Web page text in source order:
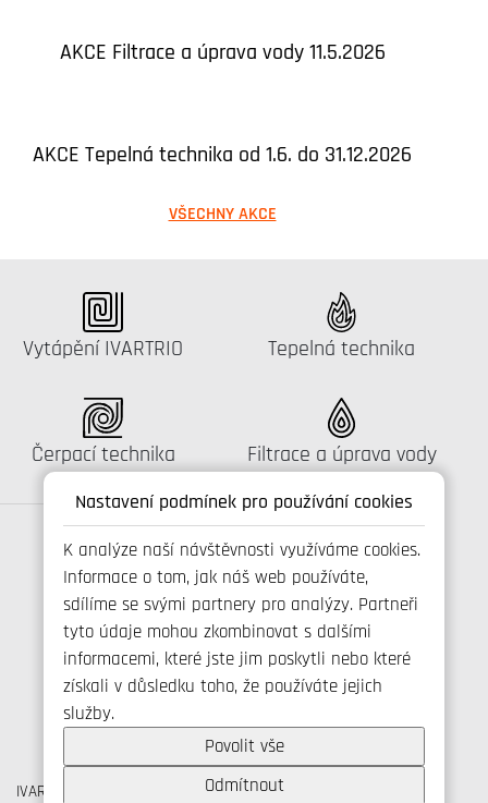
Nastavení podmínek pro používání cookies
K analýze naší návštěvnosti využíváme cookies.
Informace o tom, jak náš web používáte,
sdílíme se svými partnery pro analýzy. Partneři
tyto údaje mohou zkombinovat s dalšími
informacemi, které jste jim poskytli nebo které
získali v důsledku toho, že používáte jejich
služby.
Povolit vše
Odmítnout
AKCE Filtrace a úprava vody 11.5.2026
AKCE Tepelná technika od 1.6. do 31.12.2026
VŠECHNY AKCE
Katalog:
Vytápění IVARTRIO Katalog:
Tepelná technika
Katalog:
Čerpací technika Katalog:
Filtrace a úprava vody
Spojte se s námi
+420 800 173 965
Ochrana osobních udajů
Cookies
IVAR CS spol. s r.o., Velvarská 9, Podhořany, 277 51 Nelahozeves